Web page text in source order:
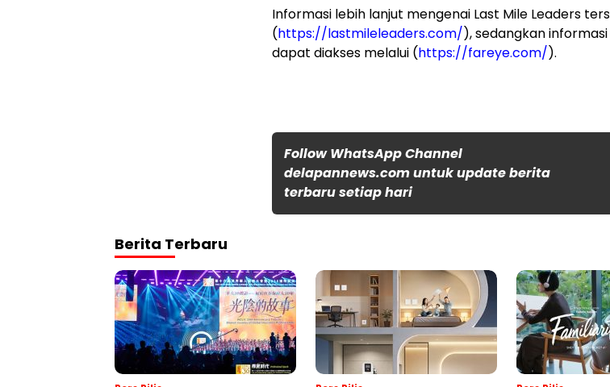
Informasi lebih lanjut mengenai Last Mile Leaders
(https://lastmileleaders.com/), sedangkan
dapat diakses melalui (https://fareye.com/).
Follow WhatsApp Channel
delapannews.com untuk update berita
terbaru setiap hari
Berita Terbaru